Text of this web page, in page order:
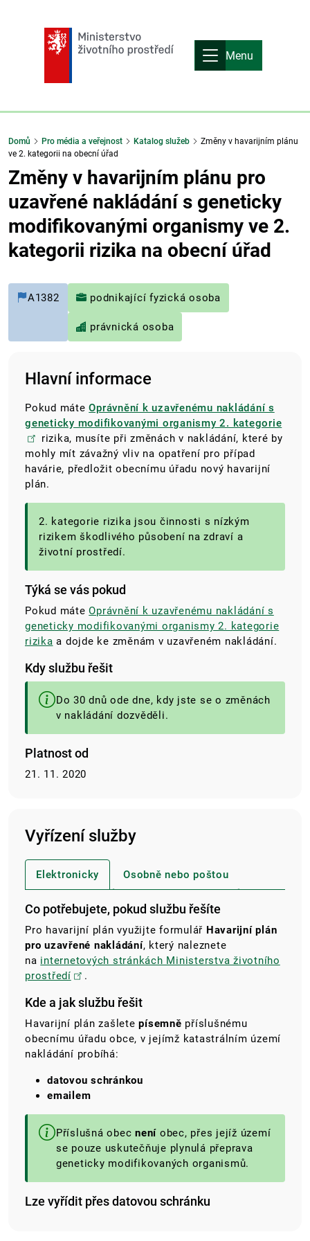
Menu
Domů Pro média a veřejnost Katalog služeb
Změny v havarijním plánu
ve 2. kategorii na obecní úřad
Změny v havarijním plánu pro
uzavřené nakládání s geneticky
modifikovanými organismy ve 2.
kategorii rizika na obecní úřad
A1382 podnikající fyzická osoba
právnická osoba
Hlavní informace
Pokud máteOprávnění k uzavřenému nakládání s
geneticky modifikovanými organismy 2. kategorie
rizika, musíte při změnách v nakládání, které by
mohly mít závažný vliv na opatření pro případ
havárie, předložit obecnímu úřadu nový havarijní
plán.
2. kategorie rizika jsou činnosti s nízkým
rizikem škodlivého působení na zdraví a
životní prostředí.
Týká se vás pokud
Pokud máteOprávnění k uzavřenému nakládání s
geneticky modifikovanými organismy 2. kategorie
rizika a dojde ke změnám v uzavřeném nakládání.
Kdy službu řešit
Do 30 dnů ode dne, kdy jste se o změnách
v nakládání dozvěděli.
Platnost od
21. 11. 2020
Vyřízení služby
Elektronicky Osobně nebo poštou
Co potřebujete, pokud službu řešíte
Pro havarijní plán využijte formulář Havarijní plán
pro uzavřené nakládání, který naleznete
na internetových stránkách Ministerstva životního
prostředí
.
Kde a jak službu řešit
Havarijní plán zašletepísemně příslušnému
obecnímu úřadu obce, v jejímž katastrálním území
nakládání probíhá:
datovou schránkou
emailem
Příslušná obec není obec, přes jejíž území
se pouze uskutečňuje plynulá přeprava
geneticky modifikovaných organismů.
Lze vyřídit přes datovou schránku